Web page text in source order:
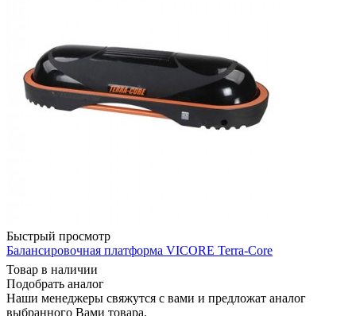
Быстрый просмотр
Балансировочная платформа VICORE Terra-Core
Товар в наличии
Подобрать аналог
Наши менеджеры свяжутся с вами и предложат аналог
выбранного Вами товара.